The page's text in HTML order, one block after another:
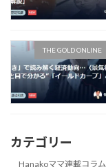
THE GOLD ONLINE
カテゴリー
Hanakoママ連載コラム